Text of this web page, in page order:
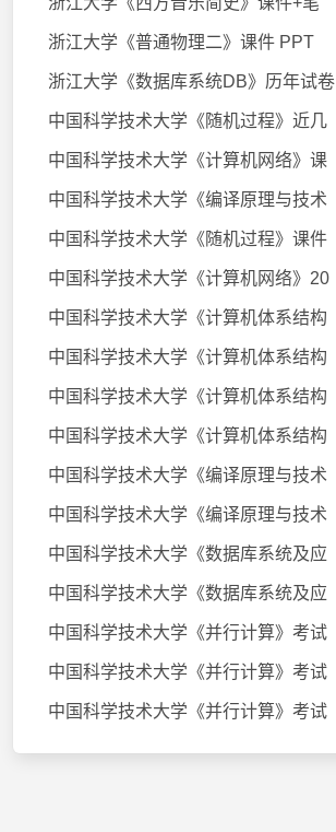
浙江大学《普通物理二》课件 PPT
浙江大学《数据库系统DB》历年试卷
中国科学技术大学《随机过程》近几
中国科学技术大学《计算机网络》课
中国科学技术大学《编译原理与技术
中国科学技术大学《随机过程》课件
中国科学技术大学《计算机网络》20
中国科学技术大学《计算机体系结构
中国科学技术大学《计算机体系结构
中国科学技术大学《计算机体系结构
中国科学技术大学《计算机体系结构
中国科学技术大学《编译原理与技术
中国科学技术大学《编译原理与技术
中国科学技术大学《数据库系统及应
中国科学技术大学《数据库系统及应
中国科学技术大学《并行计算》考试
中国科学技术大学《并行计算》考试
中国科学技术大学《并行计算》考试